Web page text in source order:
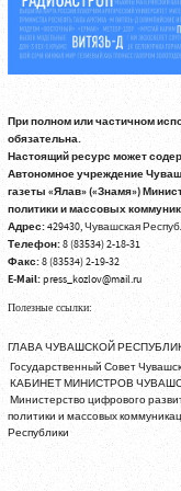
При полном или частичном
обязательна.
Настоящий ресурс может
Автономное учреждение
газеты «Ялав» («Знамя»)
политики и массовых
Адрес:429430, Чувашская
Телефон:8 (83534) 2-18-31
Факс:8 (83534) 2-19-32
E-Mail:press_kozlov@mail.ru
Полезные ссылки:
ГЛАВА ЧУВАШСКОЙ
Государственный Совет
КАБИНЕТ МИНИСТРОВ
Министерство цифрового
политики и массовых
Республики